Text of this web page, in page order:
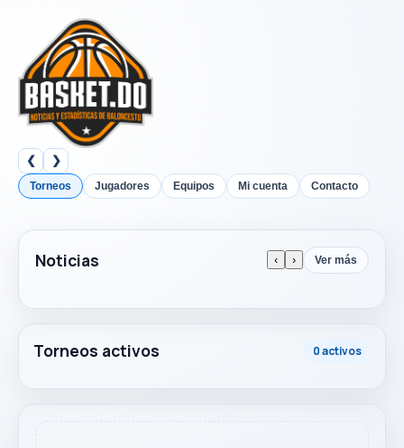
❮ ❯
Torneos Jugadores Equipos Mi cuenta Contacto
Noticias ‹ › Ver más
Torneos activos 0 activos